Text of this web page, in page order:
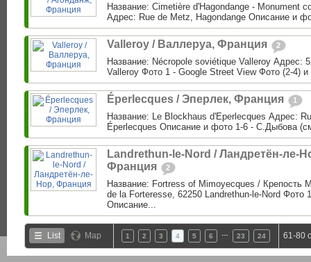
Название: Cimetière d'Hagondange - Monument
Адрес: Rue de Metz, Hagondange Описание и
Valleroy / Валлеруа, Франция 2
Название: Nécropole soviétique Valleroy Адрес:
Valleroy Фото 1 - Google Street View Фото (2-4) и
Éperlecques / Эперлек, Франция 1
Название: Le Blockhaus d'Eperlecques Адрес:
Éperlecques Описание и фото 1-6 - С.Дыбова
Landrethun-le-Nord / Ландретён-ле-
Франция
2
Название: Fortress of Mimoyecques / Крепость
de la Forteresse, 62250 Landrethun-le-Nord Фото
Описание...
List Map 1 2 3 4 5 6 23 24 61-80